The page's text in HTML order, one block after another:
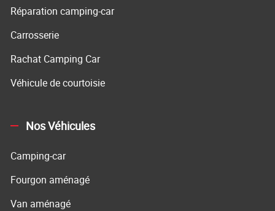
Réparation camping-car
Carrosserie
Rachat Camping Car
Véhicule de courtoisie
Nos Véhicules
Camping-car
Fourgon aménagé
Van aménagé